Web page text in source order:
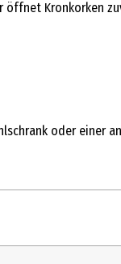
öffnet Kronkorken
oder einer